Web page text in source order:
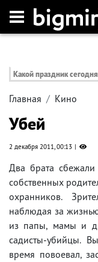
Какой праздник сегодня
Главная Кино
Убей
2 декабря 2011, 00:13
Два брата
собственных
охранников.
наблюдая за
из папы, мамы и
садисты-убийцы.
время повоевал,